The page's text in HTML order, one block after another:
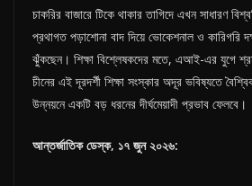
চাকরির বাজারে টিকে থাকার তাগিদে এখন সাধারণ
প্রথাগত পড়াশোনা বাদ দিয়ে ভোকেশনাল ও কারিগরি
ঝুঁকছেন। শিক্ষা বিশ্লেষকদের মতে, এআই-এর যুগে
চীনের এই দূরদর্শী শিক্ষা সংস্কার অদূর ভবিষ্যতে
উন্নয়নে একটি বড় ধরনের দীর্ঘমেয়াদী প্রভাব ফেলবে।
আন্তর্জাতিক ডেস্ক, ১৭ জুন ২০২৬: